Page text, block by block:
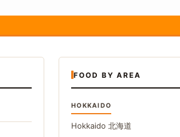
FOOD BY AREA
HOKKAIDO
Hokkaido 北海道